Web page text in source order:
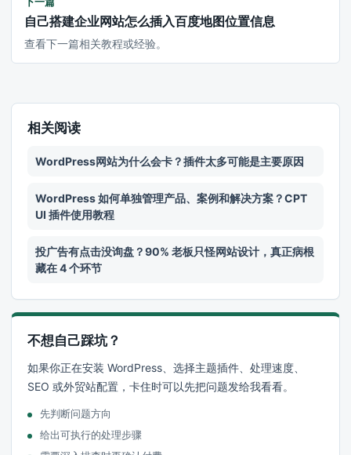
自己搭建企业网站怎么插入百度地图位置信息
查看下一篇相关教程或经验。
相关阅读
WordPress网站为什么会卡？插件太多可能是主要原因
WordPress 如何单独管理产品、案例和解决方案？CPT
UI 插件使用教程
投广告有点击没询盘？90% 老板只怪网站设计，真正病根
藏在 4 个环节
不想自己踩坑？
如果你正在安装 WordPress、选择主题插件、处理速度、
SEO 或外贸站配置，卡住时可以先把问题发给我看看。
先判断问题方向
给出可执行的处理步骤